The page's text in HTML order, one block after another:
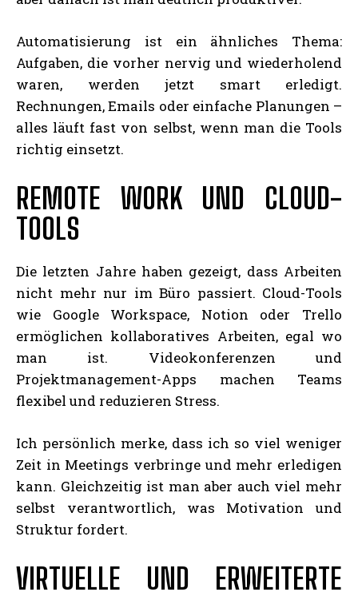
Automatisierung ist ein ähnliches Thema:
Aufgaben, die vorher nervig und wiederholend
waren, werden jetzt smart erledigt.
Rechnungen, Emails oder einfache Planungen –
alles läuft fast von selbst, wenn man die Tools
richtig einsetzt.
REMOTE WORK UND CLOUD-
TOOLS
Die letzten Jahre haben gezeigt, dass Arbeiten
nicht mehr nur im Büro passiert. Cloud-Tools
wie Google Workspace, Notion oder Trello
ermöglichen kollaboratives Arbeiten, egal wo
man ist. Videokonferenzen und
Projektmanagement-Apps machen Teams
flexibel und reduzieren Stress.
Ich persönlich merke, dass ich so viel weniger
Zeit in Meetings verbringe und mehr erledigen
kann. Gleichzeitig ist man aber auch viel mehr
selbst verantwortlich, was Motivation und
Struktur fordert.
VIRTUELLE UND ERWEITERTE